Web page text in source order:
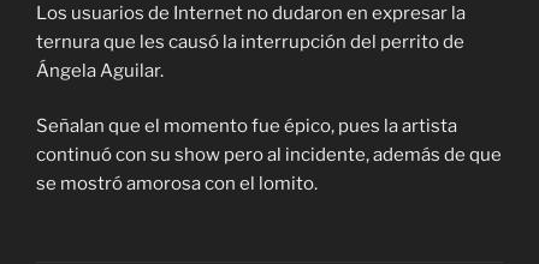
Los usuarios de Internet no dudaron en expresar la
ternura que les causó la interrupción del perrito de
Ángela Aguilar.
Señalan que el momento fue épico, pues la artista
continuó con su show pero al incidente, además de que
se mostró amorosa con el lomito.